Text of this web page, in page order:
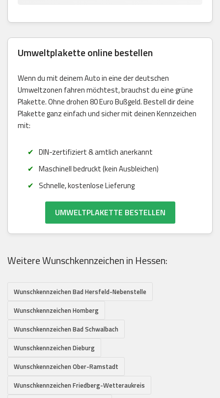
Umweltplakette online bestellen
Wenn du mit deinem Auto in eine der deutschen
Umweltzonen fahren möchtest, brauchst du eine grüne
Plakette. Ohne drohen 80 Euro Bußgeld. Bestell dir deine
Plakette ganz einfach und sicher mit deinen Kennzeichen
mit:
DIN-zertifiziert & amtlich anerkannt
Maschinell bedruckt (kein Ausbleichen)
Schnelle, kostenlose Lieferung
UMWELTPLAKETTE BESTELLEN
Weitere Wunschkennzeichen in Hessen:
Wunschkennzeichen Bad Hersfeld-Nebenstelle
Wunschkennzeichen Homberg
Wunschkennzeichen Bad Schwalbach
Wunschkennzeichen Dieburg
Wunschkennzeichen Ober-Ramstadt
Wunschkennzeichen Friedberg-Wetteraukreis